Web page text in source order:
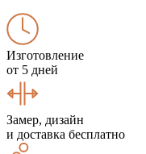
Изготовление
от 5 дней
Замер, дизайн
и доставка бесплатно